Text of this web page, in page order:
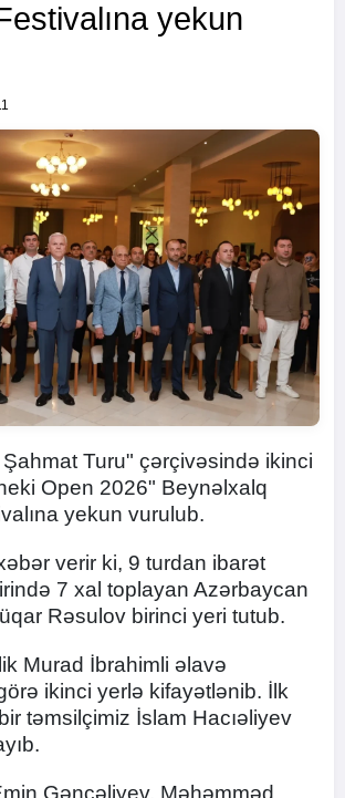
yekun
Turu" çərçivəsində ikinci
Open 2026" Beynəlxalq
yekun vurulub.
verir ki, 9 turdan ibarət
7 xal toplayan Azərbaycan
Rəsulov birinci yeri tutub.
Murad İbrahimli əlavə
ikinci yerlə kifayətlənib. İlk
təmsilçimiz İslam Hacıəliyev
Gəncəliyev, Məhəmməd